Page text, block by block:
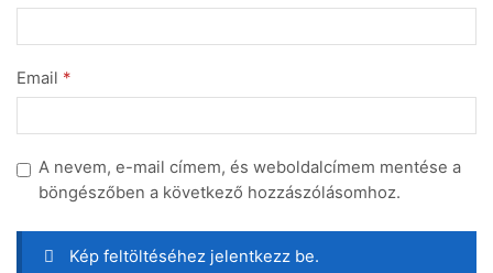
Email *
A nevem, e-mail címem, és weboldalcímem mentése a
böngészőben a következő hozzászólásomhoz.
Kép feltöltéséhez jelentkezz be.